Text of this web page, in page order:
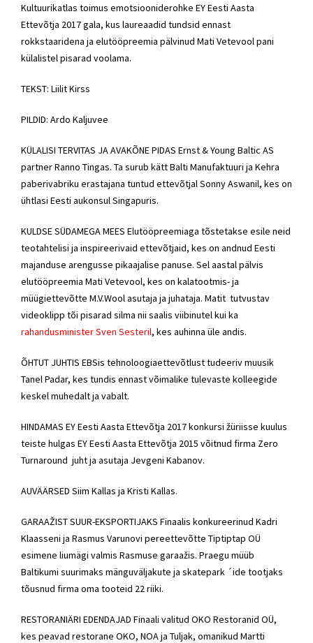
Kultuurikatlas toimus emotsiooniderohke EY Eesti Aasta
Ettevõtja 2017 gala, kus laureaadid tundsid ennast
rokkstaaridena ja elutööpreemia pälvinud Mati Vetevool pani
külalistel pisarad voolama.
TEKST: Liilit Kirss
PILDID: Ardo Kaljuvee
KÜLALISI TERVITAS JA AVAKÕNE PIDAS Ernst & Young Baltic AS
partner Ranno Tingas. Ta surub kätt Balti Manufaktuuri ja Kehra
paberivabriku erastajana tuntud ettevõtjal Sonny Aswanil, kes on
ühtlasi Eesti aukonsul Singapuris.
KULDSE SÜDAMEGA MEES Elutööpreemiaga tõstetakse esile neid
teotahtelisi ja inspireerivaid ettevõtjaid, kes on andnud Eesti
majanduse arengusse pikaajalise panuse. Sel aastal pälvis
elutööpreemia Mati Vetevool, kes on kalatootmis- ja
müügiettevõtte M.V.Wool asutaja ja juhataja. Matit tutvustav
videoklipp tõi pisarad silma nii saalis viibinutel kui ka
rahandusminister Sven Sesteril, kes auhinna üle andis.
ÕHTUT JUHTIS EBSis tehnoloogiaettevõtlust tudeeriv muusik
Tanel Padar, kes tundis ennast võimalike tulevaste kolleegide
keskel muhedalt ja vabalt.
HINDAMAS EY Eesti Aasta Ettevõtja 2017 konkursi žüriisse kuulus
teiste hulgas EY Eesti Aasta Ettevõtja 2015 võitnud firma Zero
Turnaround juht ja asutaja Jevgeni Kabanov.
AUVÄÄRSED Siim Kallas ja Kristi Kallas.
GARAAŽIST SUUR-EKSPORTIJAKS Finaalis konkureerinud Kadri
Klaasseni ja Rasmus Varunovi pereettevõtte Tiptiptap OÜ
esimene liumägi valmis Rasmuse garaažis. Praegu müüb
Baltikumi suurimaks mänguväljakute ja skatepark ´ide tootjaks
tõusnud firma oma tooteid 22 riiki.
RESTORANIÄRI EDENDAJAD Finaali valitud OKO Restoranid OÜ,
kes peavad restorane OKO, NOA ja Tuljak, omanikud Martti